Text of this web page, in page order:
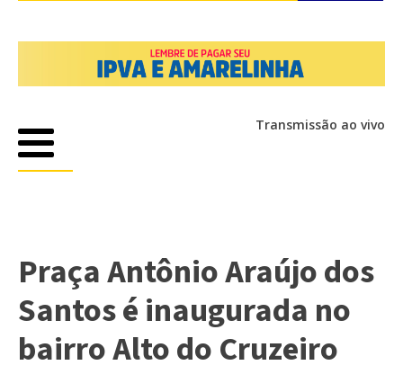
Transmissão ao vivo
Praça Antônio Araújo dos
Santos é inaugurada no
bairro Alto do Cruzeiro